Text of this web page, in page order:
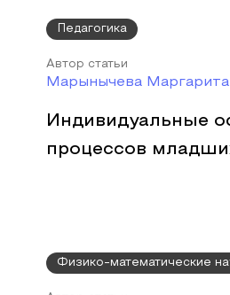
Педагогика
Автор статьи
Марынычева
Индивидуальные
процессов
Физико-математические